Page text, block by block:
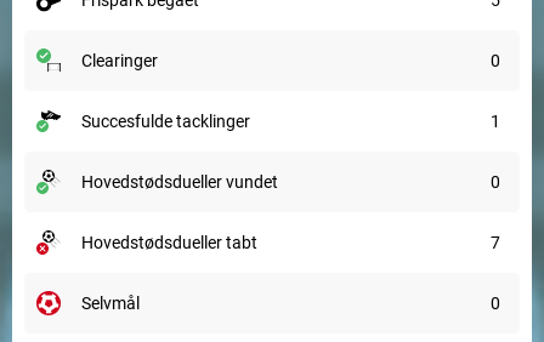
clearinger 0
succesfulde tacklinger 1
hovedstødsdueller vundet 0
hovedstødsdueller tabt 7
selvmål 0